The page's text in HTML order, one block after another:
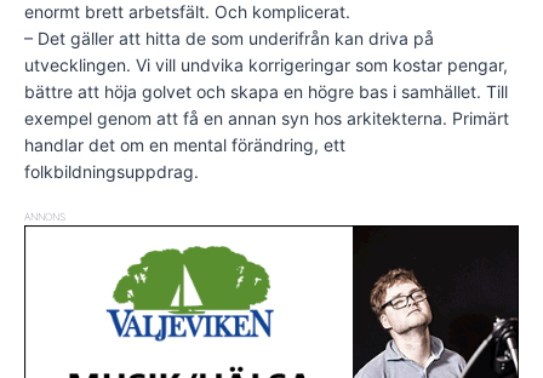
enormt brett arbetsfält. Och komplicerat.
– Det gäller att hitta de som underifrån kan driva på
utvecklingen. Vi vill undvika korrigeringar som kostar pengar,
bättre att höja golvet och skapa en högre bas i samhället. Till
exempel genom att få en annan syn hos arkitekterna. Primärt
handlar det om en mental förändring, ett
folkbildningsuppdrag.
ANNONS